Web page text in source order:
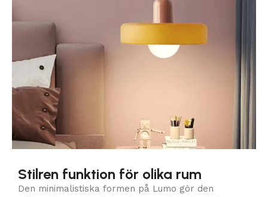
Stilren funktion för olika rum
Den minimalistiska formen på Lumo gör den